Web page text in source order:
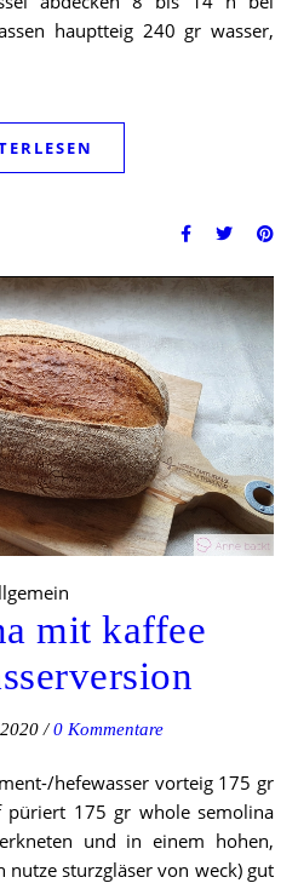
hauptteig 240 gr wasser,
mit kaffee
/ 0 Kommentare
püriert 175 gr whole semolina
und in einem hohen,
nutze sturzgläser von weck) gut